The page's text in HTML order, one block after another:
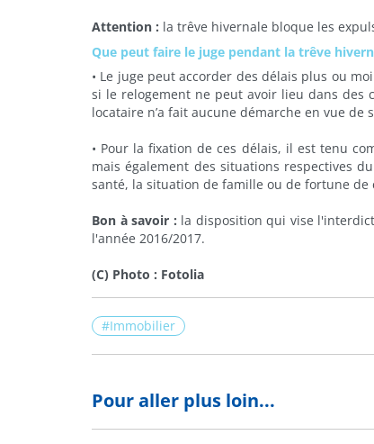
Attention : la trêve hivernale bloque les
Que peut faire le juge pendant la trêve
• Le juge peut accorder des délais plus ou
si le relogement ne peut avoir lieu dans des
locataire n’a fait aucune démarche en vue de
• Pour la fixation de ces délais, il est tenu
mais également des situations respectives
santé, la situation de famille ou de fortune de
Bon à savoir : la disposition qui vise
l'année 2016/2017.
(C) Photo : Fotolia
Immobilier
Pour aller plus loin...